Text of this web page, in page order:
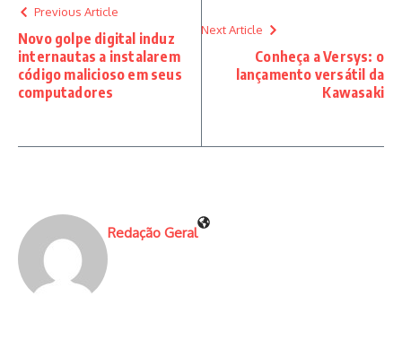
Previous Article
Novo golpe digital induz
internautas a instalarem
código malicioso em seus
computadores
Next Article
Conheça a Versys: o
lançamento versátil da
Kawasaki
Redação Geral